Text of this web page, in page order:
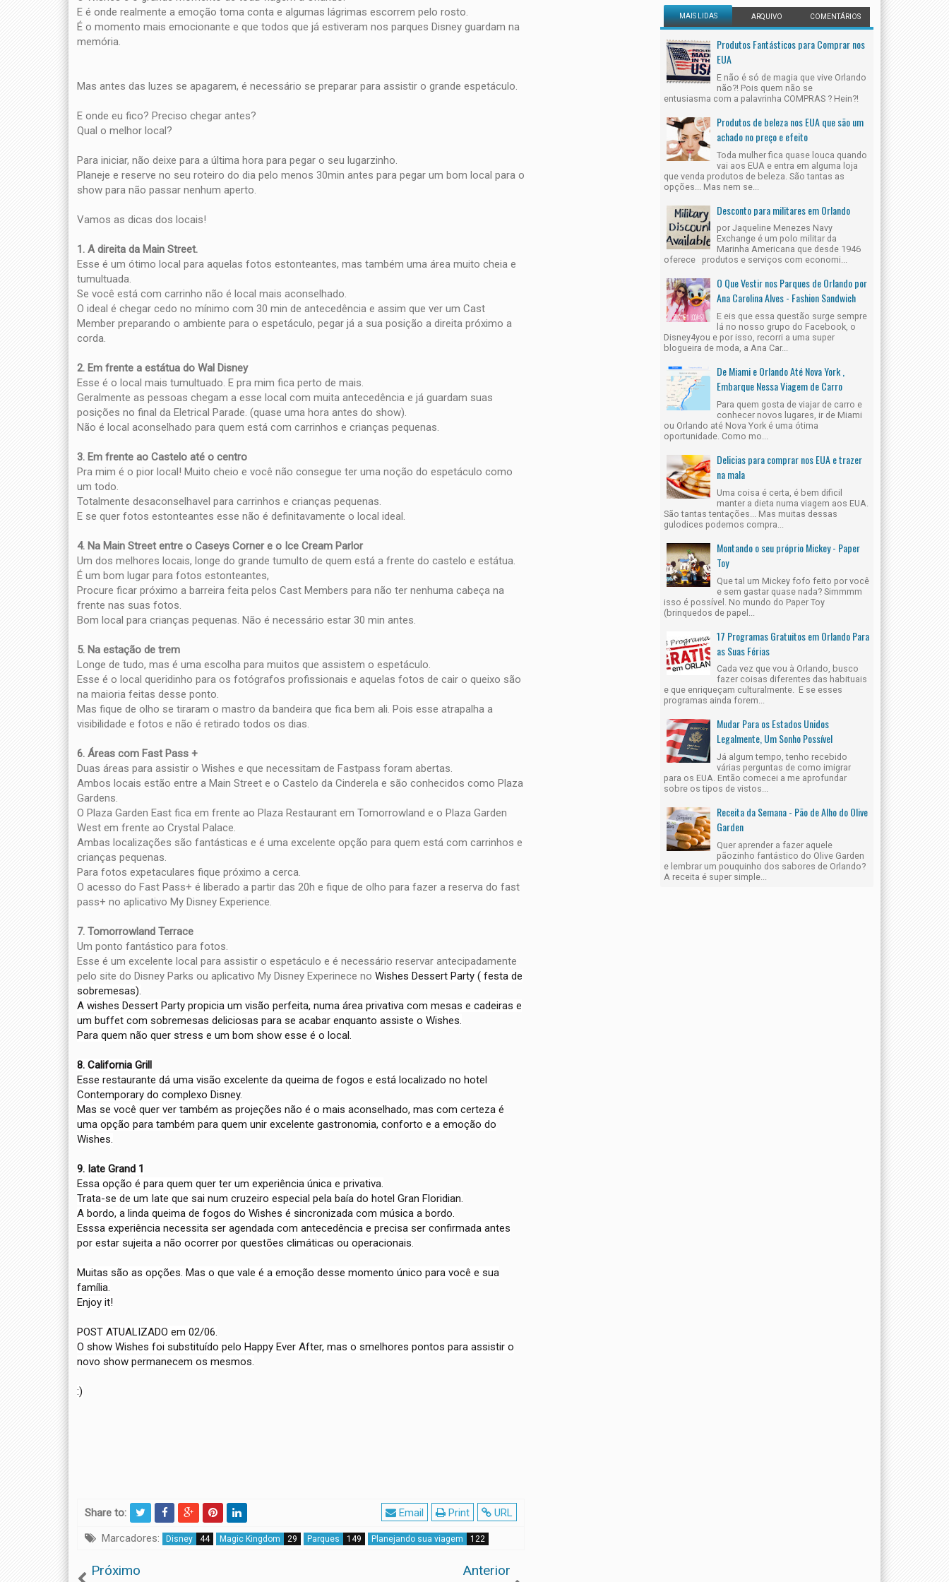
E é onde realmente a emoção toma conta e algumas lágrimas escorrem pelo rosto.
É o momento mais emocionante e que todos que já estiveram nos parques Disney guardam na
memória.
Mas antes das luzes se apagarem, é necessário se preparar para assistir o grande espetáculo.
E onde eu fico? Preciso chegar antes?
Qual o melhor local?
Para iniciar, não deixe para a última hora para pegar o seu lugarzinho.
Planeje e reserve no seu roteiro do dia pelo menos 30min antes para pegar um bom local para o
show para não passar nenhum aperto.
Vamos as dicas dos locais!
1. A direita da Main Street.
Esse é um ótimo local para aquelas fotos estonteantes, mas também uma área muito cheia e
tumultuada.
Se você está com carrinho não é local mais aconselhado.
O ideal é chegar cedo no mínimo com 30 min de antecedência e assim que ver um Cast
Member preparando o ambiente para o espetáculo, pegar já a sua posição a direita próximo a
corda.
2. Em frente a estátua do Wal Disney
Esse é o local mais tumultuado. E pra mim fica perto de mais.
Geralmente as pessoas chegam a esse local com muita antecedência e já guardam suas
posições no final da Eletrical Parade. (quase uma hora antes do show).
Não é local aconselhado para quem está com carrinhos e crianças pequenas.
3. Em frente ao Castelo até o centro
Pra mim é o pior local! Muito cheio e você não consegue ter uma noção do espetáculo como
um todo.
Totalmente desaconselhavel para carrinhos e crianças pequenas.
E se quer fotos estonteantes esse não é definitavamente o local ideal.
4. Na Main Street entre o Caseys Corner e o Ice Cream Parlor
Um dos melhores locais, longe do grande tumulto de quem está a frente do castelo e estátua.
É um bom lugar para fotos estonteantes,
Procure ficar próximo a barreira feita pelos Cast Members para não ter nenhuma cabeça na
frente nas suas fotos.
Bom local para crianças pequenas. Não é necessário estar 30 min antes.
5. Na estação de trem
Longe de tudo, mas é uma escolha para muitos que assistem o espetáculo.
Esse é o local queridinho para os fotógrafos profissionais e aquelas fotos de cair o queixo são
na maioria feitas desse ponto.
Mas fique de olho se tiraram o mastro da bandeira que fica bem ali. Pois esse atrapalha a
visibilidade e fotos e não é retirado todos os dias.
6. Áreas com Fast Pass +
Duas áreas para assistir o Wishes e que necessitam de Fastpass foram abertas.
Ambos locais estão entre a Main Street e o Castelo da Cinderela e são conhecidos como Plaza
Gardens.
O Plaza Garden East fica em frente ao Plaza Restaurant em Tomorrowland e o Plaza Garden
West em frente ao Crystal Palace.
Ambas localizações são fantásticas e é uma excelente opção para quem está com carrinhos e
crianças pequenas.
Para fotos expetaculares fique próximo a cerca.
O acesso do Fast Pass+ é liberado a partir das 20h e fique de olho para fazer a reserva do fast
pass+ no aplicativo My Disney Experience.
7. Tomorrowland Terrace
Um ponto fantástico para fotos.
Esse é um excelente local para assistir o espetáculo e é necessário reservar antecipadamente
pelo site do Disney Parks ou aplicativo My Disney Experinece no Wishes Dessert Party ( festa de
sobremesas).
A wishes Dessert Party propicia um visão perfeita, numa área privativa com mesas e cadeiras e
um buffet com sobremesas deliciosas para se acabar enquanto assiste o Wishes.
Para quem não quer stress e um bom show esse é o local.
8. California Grill
Esse restaurante dá uma visão excelente da queima de fogos e está localizado no hotel
Contemporary do complexo Disney.
Mas se você quer ver também as projeções não é o mais aconselhado, mas com certeza é
uma opção para também para quem unir excelente gastronomia, conforto e a emoção do
Wishes.
9. Iate Grand 1
Essa opção é para quem quer ter um experiência única e privativa.
Trata-se de um Iate que sai num cruzeiro especial pela baía do hotel Gran Floridian.
A bordo, a linda queima de fogos do Wishes é sincronizada com música a bordo.
Esssa experiência necessita ser agendada com antecedência e precisa ser confirmada antes
por estar sujeita a não ocorrer por questões climáticas ou operacionais.
Muitas são as opções. Mas o que vale é a emoção desse momento único para você e sua
família.
Enjoy it!
POST ATUALIZADO em 02/06.
O show Wishes foi substituído pelo Happy Ever After, mas o smelhores pontos para assistir o
novo show permanecem os mesmos.
:)
Share to: URL
Print
Email
Marcadores:
Disney 44 Magic Kingdom 29 Parques 149 Planejando sua viagem 122
Próximo Anterior
MAIS LIDAS ARQUIVO COMENTÁRIOS
Produtos Fantásticos para Comprar nos
EUA
E não é só de magia que vive Orlando
não?! Pois quem não se
entusiasma com a palavrinha COMPRAS ? Hein?!
Produtos de beleza nos EUA que são um
achado no preço e efeito
Toda mulher fica quase louca quando
vai aos EUA e entra em alguma loja
que venda produtos de beleza. São tantas as
opções... Mas nem se...
Desconto para militares em Orlando
por Jaqueline Menezes Navy
Exchange é um polo militar da
Marinha Americana que desde 1946
oferece produtos e serviços com economi...
O Que Vestir nos Parques de Orlando por
Ana Carolina Alves - Fashion Sandwich
E eis que essa questão surge sempre
lá no nosso grupo do Facebook, o
Disney4you e por isso, recorri a uma super
blogueira de moda, a Ana Car...
De Miami e Orlando Até Nova York ,
Embarque Nessa Viagem de Carro
Para quem gosta de viajar de carro e
conhecer novos lugares, ir de Miami
ou Orlando até Nova York é uma ótima
oportunidade. Como mo...
Delicias para comprar nos EUA e trazer
na mala
Uma coisa é certa, é bem dificil
manter a dieta numa viagem aos EUA.
São tantas tentações... Mas muitas dessas
gulodices podemos compra...
Montando o seu próprio Mickey - Paper
Toy
Que tal um Mickey fofo feito por você
e sem gastar quase nada? Simmmm
isso é possível. No mundo do Paper Toy
(brinquedos de papel...
17 Programas Gratuitos em Orlando Para
as Suas Férias
Cada vez que vou à Orlando, busco
fazer coisas diferentes das habituais
e que enriqueçam culturalmente. E se esses
programas ainda forem...
Mudar Para os Estados Unidos
Legalmente, Um Sonho Possível
Já algum tempo, tenho recebido
várias perguntas de como imigrar
para os EUA. Então comecei a me aprofundar
sobre os tipos de vistos...
Receita da Semana - Pão de Alho do Olive
Garden
Quer aprender a fazer aquele
pãozinho fantástico do Olive Garden
e lembrar um pouquinho dos sabores de Orlando?
A receita é super simple...